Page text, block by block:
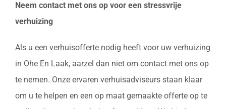
Neem contact met ons op voor een stressvrije
verhuizing
Als u een verhuisofferte nodig heeft voor uw verhuizing
in Ohe En Laak, aarzel dan niet om contact met ons op
te nemen. Onze ervaren verhuisadviseurs staan klaar
om u te helpen en een op maat gemaakte offerte op te